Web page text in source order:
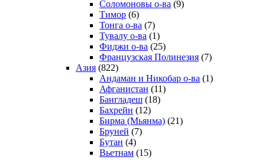
Соломоновы о-ва (9)
Тимор (6)
Тонга о-ва (7)
Тувалу о-ва (1)
Фиджи о-ва (25)
Французская Полинезия (7)
Азия (822)
Андаман и Никобар о-ва (1)
Афганистан (11)
Бангладеш (18)
Бахрейн (12)
Бирма (Мьянма) (21)
Бруней (7)
Бутан (4)
Вьетнам (15)